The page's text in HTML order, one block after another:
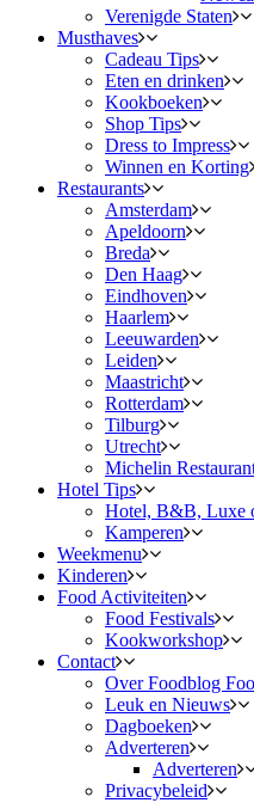
Verenigde Staten
Musthaves
Cadeau Tips
Eten en drinken
Kookboeken
Shop Tips
Dress to Impress
Winnen en Korting
Restaurants
Amsterdam
Apeldoorn
Breda
Den Haag
Eindhoven
Haarlem
Leeuwarden
Leiden
Maastricht
Rotterdam
Tilburg
Utrecht
Michelin
Hotel Tips
Hotel, B&B, Luxe
Kamperen
Weekmenu
Kinderen
Food Activiteiten
Food Festivals
Kookworkshop
Contact
Over Foodblog
Leuk en Nieuws
Dagboeken
Adverteren
Adverteren
Privacybeleid